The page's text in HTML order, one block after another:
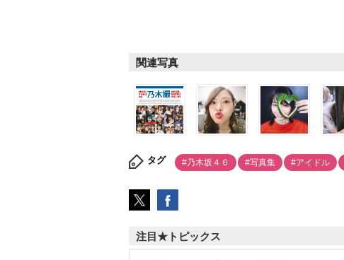
関連写真
タグ #乃木坂４６ #写真集 #アイドル
注目★トピックス